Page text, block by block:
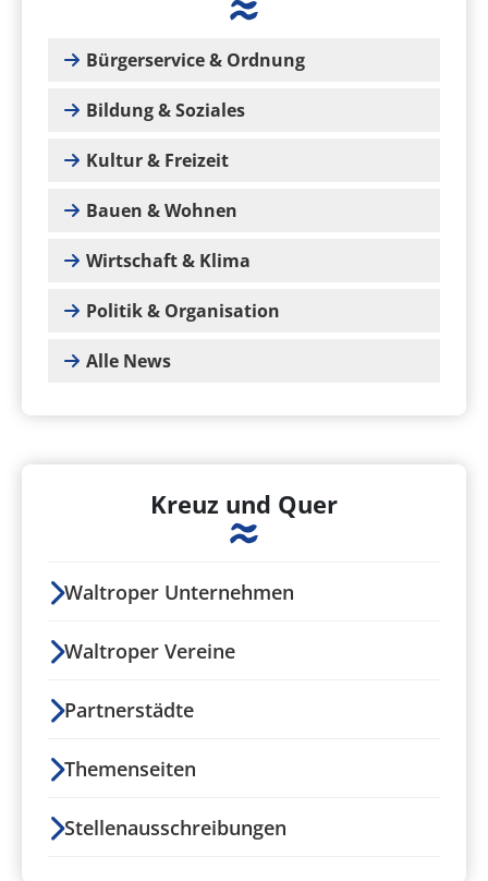
Bürgerservice & Ordnung
Bildung & Soziales
Kultur & Freizeit
Bauen & Wohnen
Wirtschaft & Klima
Politik & Organisation
Alle News
Kreuz und Quer
Waltroper Unternehmen
Waltroper Vereine
Partnerstädte
Themenseiten
Stellenausschreibungen